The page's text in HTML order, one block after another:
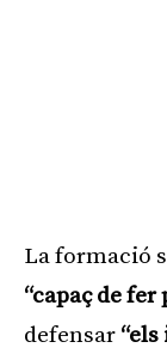
La formació
“capaç de
defensar